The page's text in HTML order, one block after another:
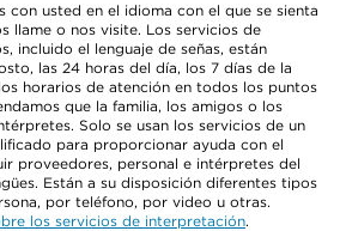
con usted en el idioma con el que se sienta
llame o nos visite. Los servicios de
incluido el lenguaje de señas, están
las 24 horas del día, los 7 días de la
horarios de atención en todos los puntos
que la familia, los amigos o los
Solo se usan los servicios de un
para proporcionar ayuda con el
proveedores, personal e intérpretes del
Están a su disposición diferentes tipos
por teléfono, por video u otras.
los servicios de interpretación.